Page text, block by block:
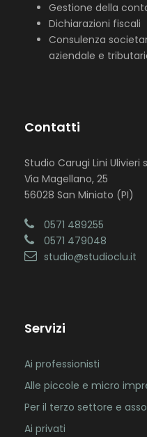
Gestione della
Dichiarazioni fiscali
Consulenza
aziendale e
Contatti
Studio Carugi Lini Ulivieri
Via Magellano, 25
56028 San Miniato (PI)
0571 489255
0571 479048
studio@studioclu.it
Servizi
Ai professionisti
Alle piccole e micro
Per il terzo settore e
Ai privati